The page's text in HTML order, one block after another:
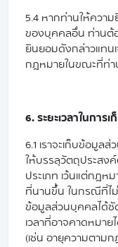
5.4 หากท่านให้ควา
ของบุคคลอื่น ท่านต้
ยินยอมดังกล่าวแทน
กฎหมายในขณะที่ท่า
6. ระยะเวลาในกา
6.1 เราจะเก็บข้อมูล
ให้บรรลุวัตถุประสง
ประเภท เว้นแต่กฎห
ที่นานขึ้น ในกรณีที่ไม่
ข้อมูลส่วนบุคคลได้ชัด
เวลาที่อาจคาดหมา
(เช่น อายุความตาม